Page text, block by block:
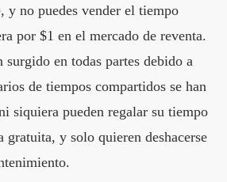
y no puedes vender el tiempo
por $1 en el mercado de reventa.
surgido en todas partes debido a
de tiempos compartidos se han
siquiera pueden regalar su tiempo
gratuita, y solo quieren deshacerse